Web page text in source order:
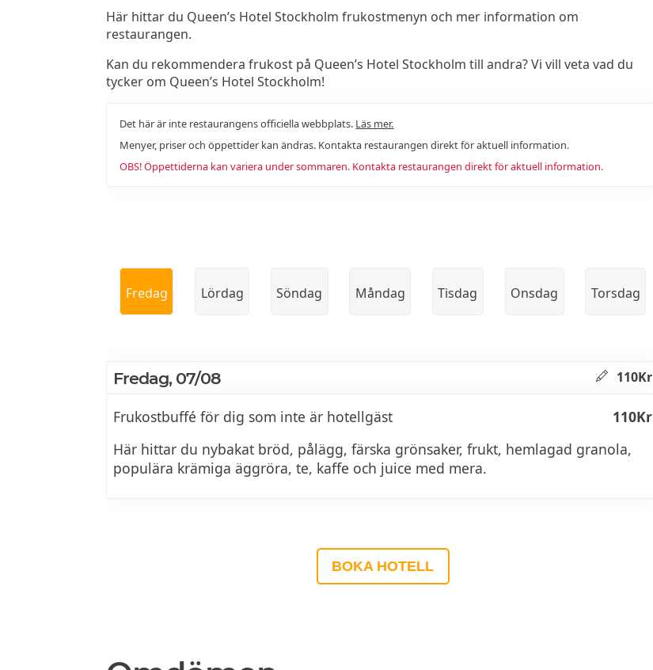
Här hittar du Queen’s Hotel Stockholm frukostmenyn och mer information om
restaurangen.
Kan du rekommendera frukost på Queen’s Hotel Stockholm till andra? Vi vill veta vad du
tycker om Queen’s Hotel Stockholm!
Det här är inte restaurangens officiella webbplats. Läs mer.
Menyer, priser och öppettider kan ändras. Kontakta restaurangen direkt för aktuell information.
OBS! Öppettiderna kan variera under sommaren. Kontakta restaurangen direkt för aktuell information.
Fredag Lördag Söndag Måndag Tisdag Onsdag Torsdag
Fredag, 07/08 110Kr
Frukostbuffé för dig som inte är hotellgäst
110Kr
Här hittar du nybakat bröd, pålägg, färska grönsaker, frukt, hemlagad granola,
populära krämiga äggröra, te, kaffe och juice med mera.
BOKA HOTELL